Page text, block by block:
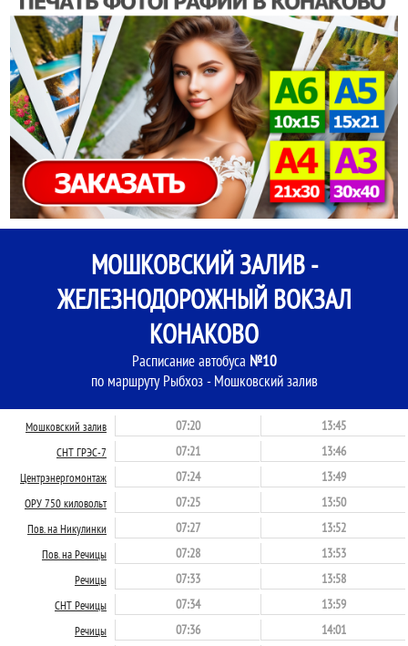
МОШКОВСКИЙ ЗАЛИВ -
ЖЕЛЕЗНОДОРОЖНЫЙ ВОКЗАЛ
КОНАКОВО
Расписание автобуса №10
по маршруту Рыбхоз - Мошковский залив
Мошковский залив 07:20 13:45
СНТ ГРЭС-7 07:21 13:46
Центрэнергомонтаж 07:24 13:49
ОРУ 750 киловольт 07:25 13:50
Пов. на Никулинки 07:27 13:52
Пов. на Речицы 07:28 13:53
Речицы 07:33 13:58
СНТ Речицы 07:34 13:59
Речицы 07:36 14:01